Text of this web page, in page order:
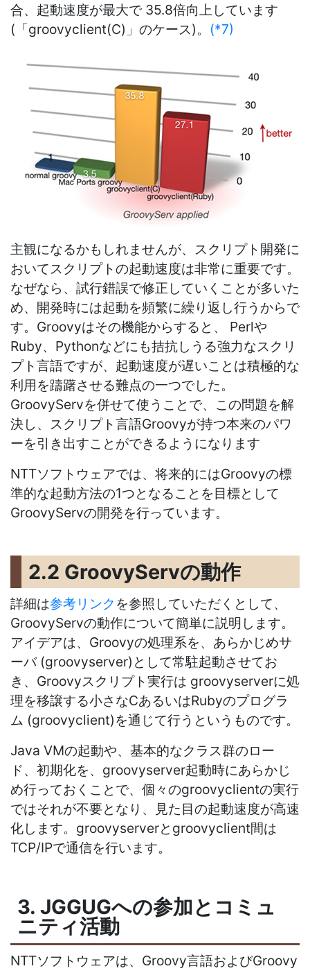
合、起動速度が最大で 35.8倍向上しています
(「groovyclient(C)」のケース)。 (*7)
主観になるかもしれませんが、スクリプト開発に
おいてスクリプトの起動速度は非常に重要です。
なぜなら、試行錯誤で修正していくことが多いた
め、開発時には起動を頻繁に繰り返し行うからで
す。Groovyはその機能からすると、 Perlや
Ruby、Pythonなどにも拮抗しうる強力なスクリ
プト言語ですが、起動速度が遅いことは積極的な
利用を躊躇させる難点の一つでした。
GroovyServを併せて使うことで、この問題を解
決し、スクリプト言語Groovyが持つ本来のパワ
ーを引き出すことができるようになります
NTTソフトウェアでは、将来的にはGroovyの標
準的な起動方法の1つとなることを目標として
GroovyServの開発を行っています。
2.2 GroovyServの動作
詳細は参考リンク を参照していただくとして、
GroovyServの動作について簡単に説明します。
アイデアは、Groovyの処理系を、あらかじめサ
ーバ (groovyserver)として常駐起動させてお
き、Groovyスクリプト実行は groovyserverに処
理を移譲する小さなCあるいはRubyのプログラ
ム (groovyclient)を通じて行うというものです。
Java VMの起動や、基本的なクラス群のロー
ド、初期化を、groovyserver起動時にあらかじ
め行っておくことで、個々のgroovyclientの実行
ではそれが不要となり、見た目の起動速度が高速
化します。groovyserverとgroovyclient間は
TCP/IPで通信を行います。
3. JGGUGへの参加とコミュ
ニティ活動
NTTソフトウェアは、Groovy言語およびGroovy